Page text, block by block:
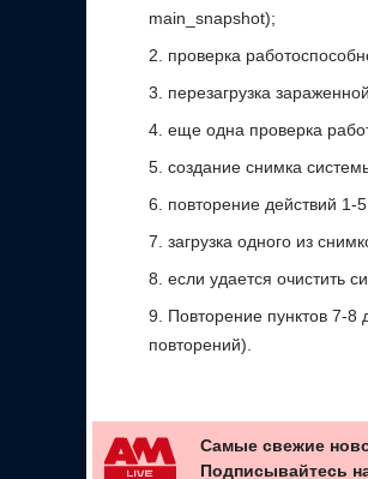
main_snapshot);
проверка
перезагрузка
еще одна проверка
создание снимка
повторение действий 1-
загрузка одного из
если удается очистить
Повторение пунктов 7-8
повторений).
Самые свежие
Подписывайтесь